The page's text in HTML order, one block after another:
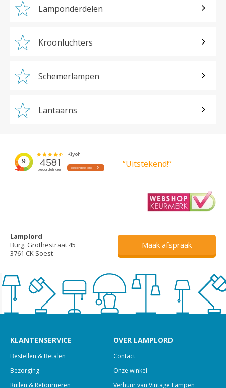
Lamponderdelen
Kroonluchters
Schemerlampen
Lantaarns
“Uitstekend!”
Lamplord
Burg. Grothestraat 45
3761 CK Soest
Maak afspraak
KLANTENSERVICE
Bestellen & Betalen
Bezorging
Ruilen & Retourneren
OVER LAMPLORD
Contact
Onze winkel
Verhuur van Vintage Lampen